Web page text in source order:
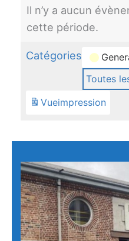
Il n’y a aucun
cette période.
Catégories
Toutes
Vueimpression